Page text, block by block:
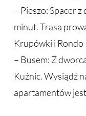
– Pieszo: Spacer
minut. Trasa
Krupówki i Rondo
– Busem: Z
Kuźnic. Wysiądź
apartamentów